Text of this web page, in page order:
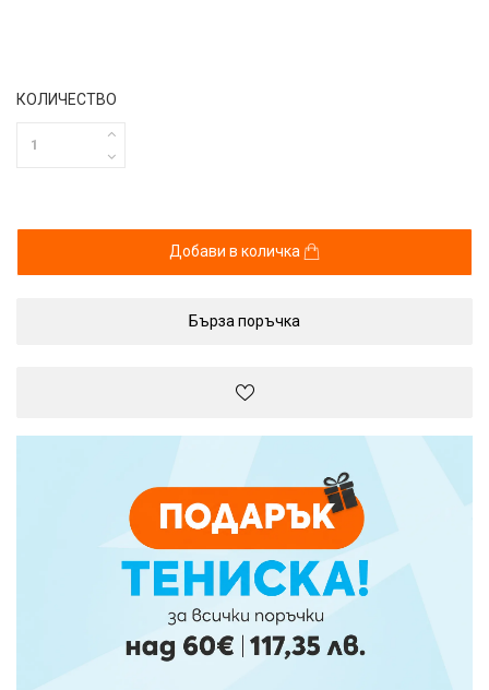
КОЛИЧЕСТВО
Добави в количка
Бърза поръчка